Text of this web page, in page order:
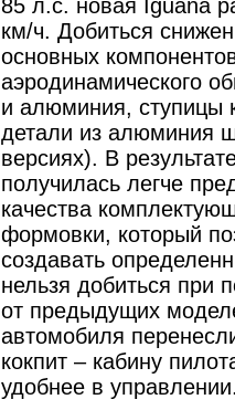
85 л.с. новая Iguana
км/ч. Добиться
основных
аэродинамического
и алюминия, ступицы
детали из алюминия
версиях). В
получилась легче
качества
формовки, который
создавать
нельзя добиться
от предыдущих
автомобиля
кокпит – кабину
удобнее в